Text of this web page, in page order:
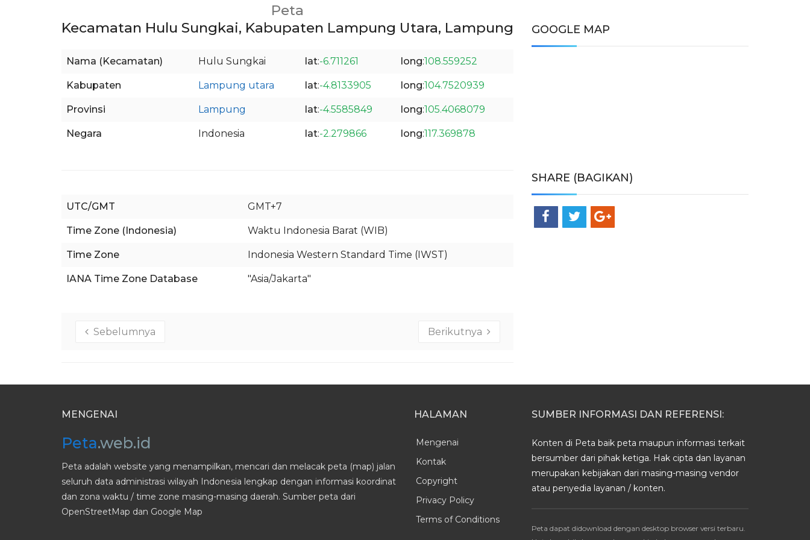
Peta
Kecamatan Hulu Sungkai, Kabupaten Lampung Utara, Lampung
Nama (Kecamatan) Hulu Sungkai lat:-6.711261 long:108.559252
Kabupaten Lampung utara lat:-4.8133905 long:104.7520939
Provinsi Lampung lat:-4.5585849 long:105.4068079
Negara Indonesia lat:-2.279866 long:117.369878
UTC/GMT GMT+7
Time Zone (Indonesia) Waktu Indonesia Barat (WIB)
Time Zone Indonesia Western Standard Time (IWST)
IANA Time Zone Database "Asia/Jakarta"
Sebelumnya Berikutnya
GOOGLE MAP
SHARE (BAGIKAN)
MENGENAI
Peta.web.id
Peta adalah website yang menampilkan, mencari dan melacak peta (map) jalan
seluruh data administrasi wilayah Indonesia lengkap dengan informasi koordinat
dan zona waktu / time zone masing-masing daerah. Sumber peta dari
OpenStreetMap dan Google Map
HALAMAN
Mengenai
Kontak
Copyright
Privacy Policy
Terms of Conditions
SUMBER INFORMASI DAN REFERENSI:
Konten di Peta baik peta maupun informasi terkait
bersumber dari pihak ketiga. Hak cipta dan layanan
merupakan kebijakan dari masing-masing vendor
atau penyedia layanan / konten.
Peta dapat didownload dengan desktop browser versi terbaru.